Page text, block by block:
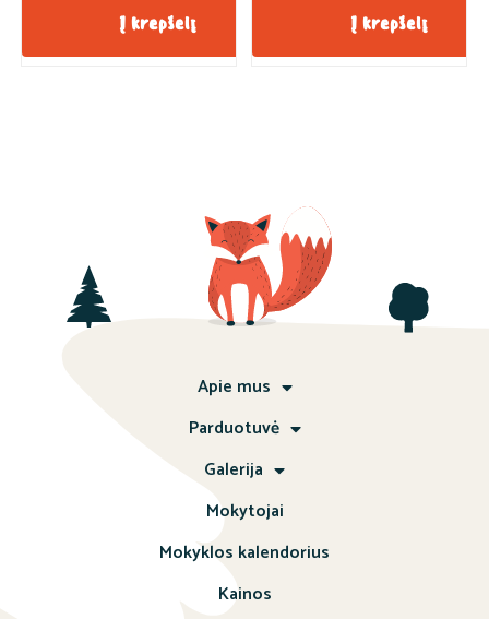
Į krepšelį Į krepšelį
Apie mus
Parduotuvė
Galerija
Mokytojai
Mokyklos kalendorius
Kainos